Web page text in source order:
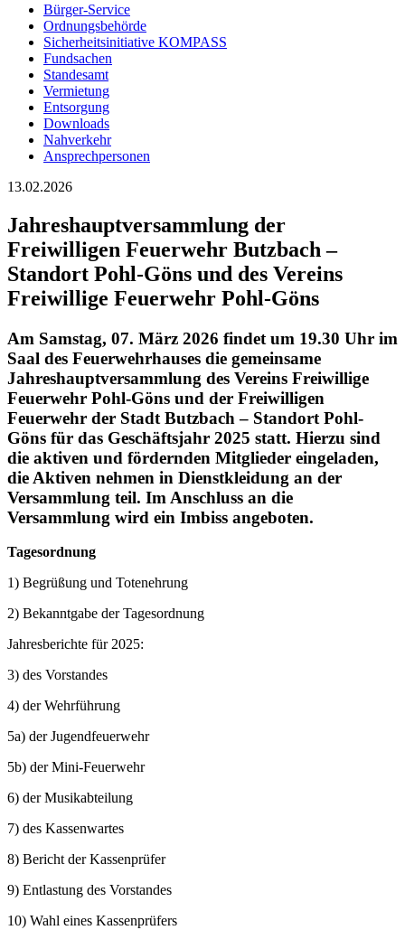
Bürger-Service
Ordnungsbehörde
Sicherheitsinitiative KOMPASS
Fundsachen
Standesamt
Vermietung
Entsorgung
Downloads
Nahverkehr
Ansprechpersonen
13.02.2026
Jahreshauptversammlung der
Freiwilligen Feuerwehr Butzbach –
Standort Pohl-Göns und des Vereins
Freiwillige Feuerwehr Pohl-Göns
Am Samstag, 07. März 2026 findet um 19.30 Uhr im
Saal des Feuerwehrhauses die gemeinsame
Jahreshauptversammlung des Vereins Freiwillige
Feuerwehr Pohl-Göns und der Freiwilligen
Feuerwehr der Stadt Butzbach – Standort Pohl-
Göns für das Geschäftsjahr 2025 statt. Hierzu sind
die aktiven und fördernden Mitglieder eingeladen,
die Aktiven nehmen in Dienstkleidung an der
Versammlung teil. Im Anschluss an die
Versammlung wird ein Imbiss angeboten.
Tagesordnung
1) Begrüßung und Totenehrung
2) Bekanntgabe der Tagesordnung
Jahresberichte für 2025:
3) des Vorstandes
4) der Wehrführung
5a) der Jugendfeuerwehr
5b) der Mini-Feuerwehr
6) der Musikabteilung
7) des Kassenwartes
8) Bericht der Kassenprüfer
9) Entlastung des Vorstandes
10) Wahl eines Kassenprüfers